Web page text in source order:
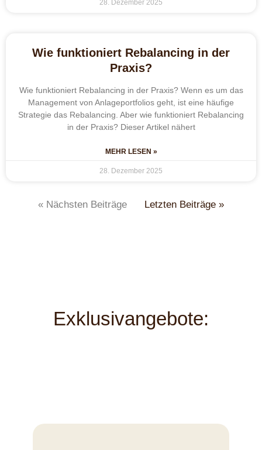
28. Dezember 2025
Wie funktioniert Rebalancing in der
Praxis?
Wie funktioniert Rebalancing in der Praxis? Wenn es um das
Management von Anlageportfolios geht, ist eine häufige
Strategie das Rebalancing. Aber wie funktioniert Rebalancing
in der Praxis? Dieser Artikel nähert
MEHR LESEN »
28. Dezember 2025
« Nächsten Beiträge Letzten Beiträge »
Exklusivangebote: